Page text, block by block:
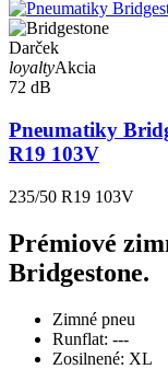
Darček
loyaltyAkcia
72 dB
Pneumatiky
R19 103V
235/50 R19 103V
Prémiové
Bridgestone.
Zimné pneu
Runflat: ---
Zosilnené: XL